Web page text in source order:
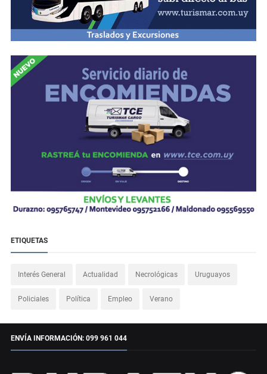
ETIQUETAS
Interés General Actualidad Necrológicas Uruguayos
Policiales Política Empleo Verano
ENVÍA INFORMACIÓN: 099 961 044